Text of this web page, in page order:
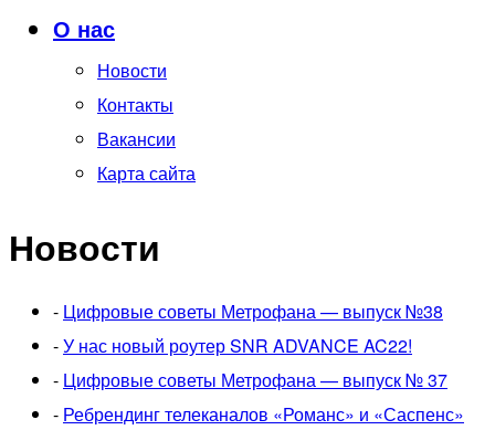
О нас
Новости
Контакты
Вакансии
Карта сайта
Новости
- Цифровые советы Метрофана — выпуск №38
-У нас новый роутер SNR ADVANCE AC22!
- Цифровые советы Метрофана — выпуск № 37
- Ребрендинг телеканалов «Романс» и «Саспенс»